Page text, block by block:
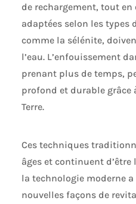
de rechargement, tout
adaptées selon les types
comme la sélénite,
l’eau. L’enfouissement
prenant plus de temps,
profond et durable grâce
Terre.
Ces techniques
âges et continuent
la technologie moderne
nouvelles façons de